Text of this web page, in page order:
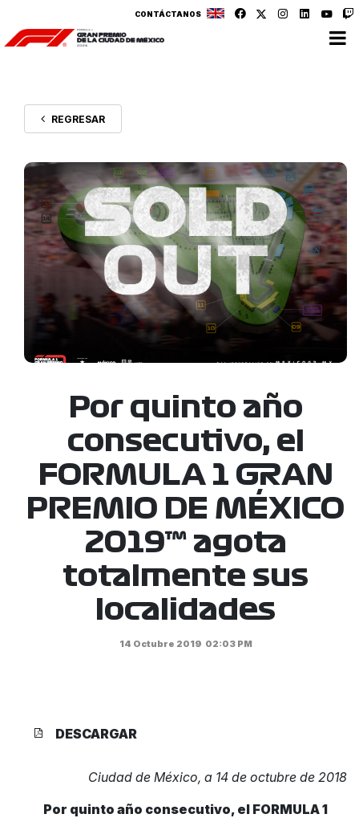
CONTÁCTANOS
REGRESAR
Por quinto año
consecutivo, el
FORMULA 1 GRAN
PREMIO DE MÉXICO
2019™ agota
totalmente sus
localidades
14 Octubre 2019 02:03 PM
DESCARGAR
Ciudad de México, a 14 de octubre de 2018
Por quinto año consecutivo, el FORMULA 1